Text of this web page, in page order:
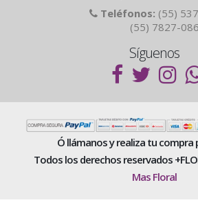
Teléfonos: (55)
(55) 7827-
Síguenos
Ó llámanos y realiza tu
Todos los derechos reservados
Mas Floral